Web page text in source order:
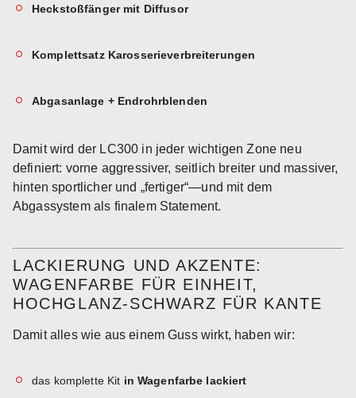
Heckstoßfänger mit Diffusor
Komplettsatz Karosserieverbreiterungen
Abgasanlage + Endrohrblenden
Damit wird der LC300 in jeder wichtigen Zone neu
definiert: vorne aggressiver, seitlich breiter und massiver,
hinten sportlicher und „fertiger“—und mit dem
Abgassystem als finalem Statement.
LACKIERUNG UND AKZENTE:
WAGENFARBE FÜR EINHEIT,
HOCHGLANZ-SCHWARZ FÜR KANTE
Damit alles wie aus einem Guss wirkt, haben wir:
das komplette Kit in Wagenfarbe lackiert